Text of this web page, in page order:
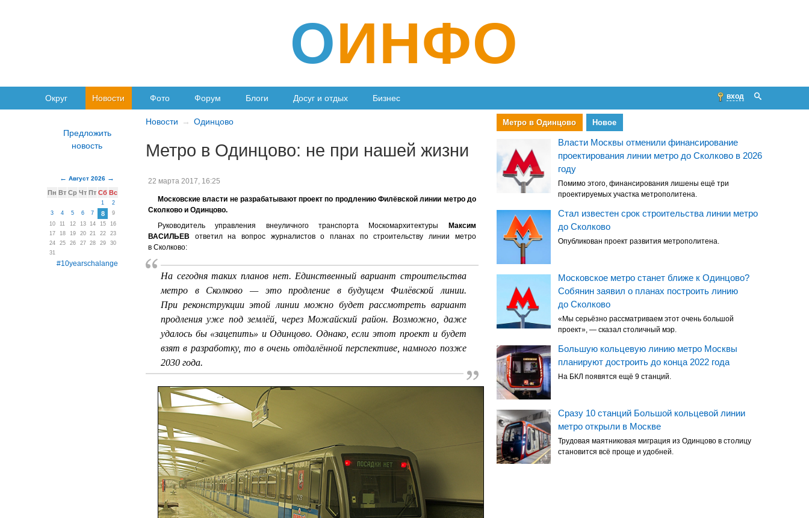
ОИНФО
Округ Новости Фото Форум Блоги Досуг и отдых Бизнес вход
Новости Одинцово
Метро в Одинцово: не при нашей жизни
22 марта 2017, 16:25
Московские власти не разрабатывают проект по продлению Филёвской линии метро до
Сколково и Одинцово.
Руководитель управления внеуличного транспорта Москомархитектуры
Максим
ВАСИЛЬЕВ ответил на вопрос журналистов о планах по строительству линии метро
в Сколково:
На сегодня таких планов нет. Единственный вариант строительства
метро в Сколково — это продление в будущем Филёвской линии.
При реконструкции этой линии можно будет рассмотреть вариант
продления уже под землёй, через Можайский район. Возможно, даже
удалось бы «зацепить» и Одинцово. Однако, если этот проект и будет
взят в разработку, то в очень отдалённой перспективе, намного позже
2030 года.
Август 2026
Пн Вт Ср Чт Пт Сб Вс
1
2
3
4 5 6 7 8
9
10
11 12 13 14 15
16
17
18 19 20 21 22
23
24
25 26 27 28 29
30
31
#10yearschalange
Метро в Одинцово Новое
Власти Москвы отменили финансирование
проектирования линии метро до Сколково в 2026
году
Помимо этого, финансирования лишены ещё три
проектируемых участка метрополитена.
Стал известен срок строительства линии метро
до Сколково
Опубликован проект развития метрополитена.
Московское метро станет ближе к Одинцово?
Собянин заявил о планах построить линию
до Сколково
«Мы серьёзно рассматриваем этот очень большой
проект», — сказал столичный мэр.
Большую кольцевую линию метро Москвы
планируют достроить до конца 2022 года
На БКЛ появятся ещё 9 станций.
Сразу 10 станций Большой кольцевой линии
метро открыли в Москве
Трудовая маятниковая миграция из Одинцово в столицу
становится всё проще и удобней.